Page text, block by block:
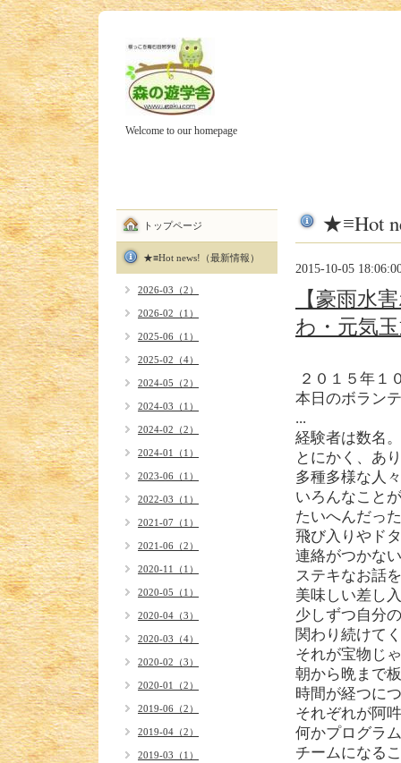
Welcome to our homepage
★≡Hot
2015-10-05
【豪雨水
わ・元気
２０１５年１
本日のボラン
...
経験者は数名
とにかく、あ
多種多様な人
いろんなこと
たいへんだっ
飛び入りやド
連絡がつかな
ステキなお話
美味しい差し
少しずつ自分
関わり続けて
それが宝物じ
朝から晩まで
時間が経つに
それぞれが阿
何かプログラ
チームになる
トップページ
★≡Hot news!（最新情報）
2026-03（2）
2026-02（1）
2025-06（1）
2025-02（4）
2024-05（2）
2024-03（1）
2024-02（2）
2024-01（1）
2023-06（1）
2022-03（1）
2021-07（1）
2021-06（2）
2020-11（1）
2020-05（1）
2020-04（3）
2020-03（4）
2020-02（3）
2020-01（2）
2019-06（2）
2019-04（2）
2019-03（1）